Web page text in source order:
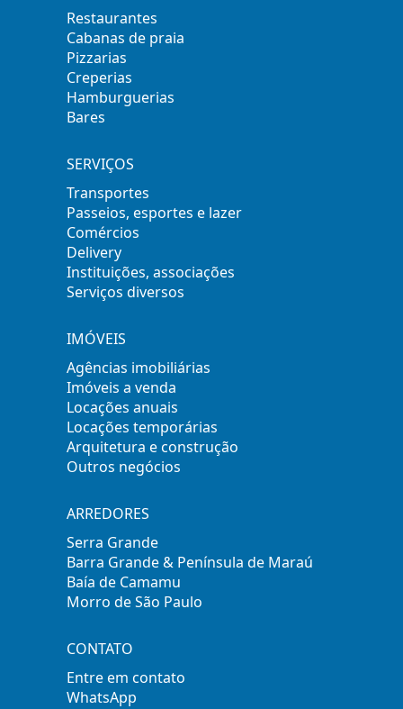
Restaurantes
Cabanas de praia
Pizzarias
Creperias
Hamburguerias
Bares
SERVIÇOS
Transportes
Passeios, esportes e lazer
Comércios
Delivery
Instituições, associações
Serviços diversos
IMÓVEIS
Agências imobiliárias
Imóveis a venda
Locações anuais
Locações temporárias
Arquitetura e construção
Outros negócios
ARREDORES
Serra Grande
Barra Grande & Península de Maraú
Baía de Camamu
Morro de São Paulo
CONTATO
Entre em contato
WhatsApp